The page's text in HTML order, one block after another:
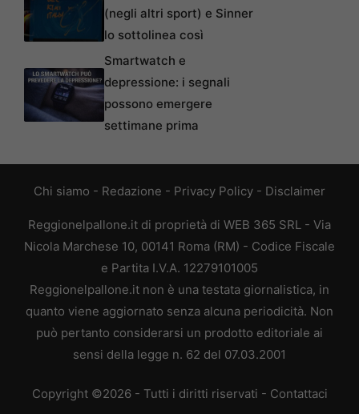
(negli altri sport) e Sinner
lo sottolinea così
Smartwatch e
depressione: i segnali
possono emergere
settimane prima
Chi siamo - Redazione - Privacy Policy - Disclaimer
Reggionelpallone.it di proprietà di WEB 365 SRL - Via
Nicola Marchese 10, 00141 Roma (RM) - Codice Fiscale
e Partita I.V.A. 12279101005
Reggionelpallone.it non è una testata giornalistica, in
quanto viene aggiornato senza alcuna periodicità. Non
può pertanto considerarsi un prodotto editoriale ai
sensi della legge n. 62 del 07.03.2001
Copyright ©2026 - Tutti i diritti riservati - Contattaci